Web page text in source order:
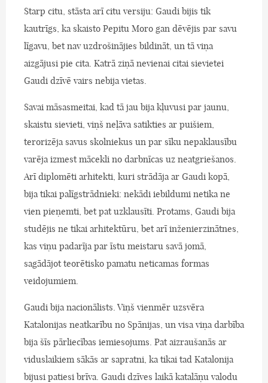
Starp citu, stāsta arī citu versiju: Gaudi bijis tik
kautrīgs, ka skaisto Pepitu Moro gan dēvējis par savu
līgavu, bet nav uzdrošinājies bildināt, un tā viņa
aizgājusi pie cita. Katrā ziņā nevienai citai sievietei
Gaudi dzīvē vairs nebija vietas.
Savai māsasmeitai, kad tā jau bija kļuvusi par jaunu,
skaistu sievieti, viņš neļāva satikties ar puišiem,
terorizēja savus skolniekus un par sīku nepaklausību
varēja izmest mācekli no darbnīcas uz neatgriešanos.
Arī diplomēti arhitekti, kuri strādāja ar Gaudi kopā,
bija tikai palīgstrādnieki: nekādi iebildumi netika ne
vien pieņemti, bet pat uzklausīti. Protams, Gaudi bija
studējis ne tikai arhitektūru, bet arī inženierzinātnes,
kas viņu padarīja par īstu meistaru savā jomā,
sagādājot teorētisko pamatu neticamas formas
veidojumiem.
Gaudi bija nacionālists. Viņš vienmēr uzsvēra
Katalonijas neatkarību no Spānijas, un visa viņa darbība
bija šīs pārliecības iemiesojums. Pat aizraušanās ar
viduslaikiem sākās ar sapratni, ka tikai tad Katalonija
bijusi patiesi brīva. Gaudi dzīves laikā katalāņu valodu